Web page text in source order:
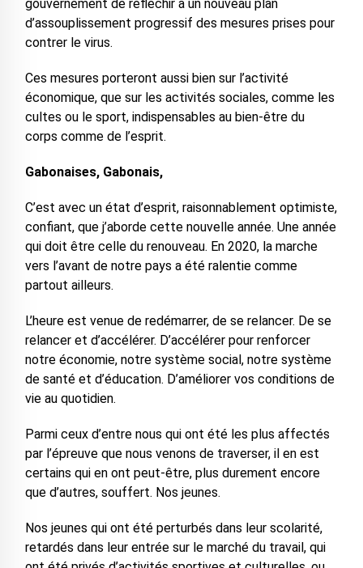
gouvernement de réfléchir à un nouveau plan
d’assouplissement progressif des mesures prises pour
contrer le virus.
Ces mesures porteront aussi bien sur l’activité
économique, que sur les activités sociales, comme les
cultes ou le sport, indispensables au bien-être du
corps comme de l’esprit.
Gabonaises, Gabonais,
C’est avec un état d’esprit, raisonnablement optimiste,
confiant, que j’aborde cette nouvelle année. Une année
qui doit être celle du renouveau. En 2020, la marche
vers l’avant de notre pays a été ralentie comme
partout ailleurs.
L’heure est venue de redémarrer, de se relancer. De se
relancer et d’accélérer. D’accélérer pour renforcer
notre économie, notre système social, notre système
de santé et d’éducation. D’améliorer vos conditions de
vie au quotidien.
Parmi ceux d’entre nous qui ont été les plus affectés
par l’épreuve que nous venons de traverser, il en est
certains qui en ont peut-être, plus durement encore
que d’autres, souffert. Nos jeunes.
Nos jeunes qui ont été perturbés dans leur scolarité,
retardés dans leur entrée sur le marché du travail, qui